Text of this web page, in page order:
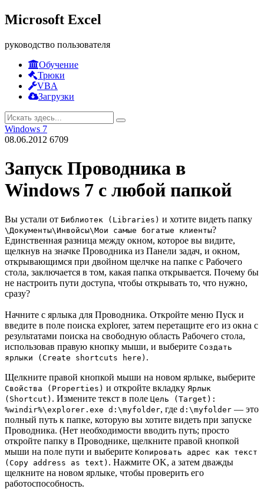
Microsoft Excel
руководство пользователя
Обучение
Трюки
VBA
Загрузки
Windows 7
08.06.2012 6709
Запуск Проводника в
Windows 7 с любой папкой
Вы устали от Библиотек (Libraries) и хотите видеть папку
\Документы\Инвойсы\Мои самые богатые клиенты?
Единственная разница между окном, которое вы видите,
щелкнув на значке Проводника из Панели задач, и окном,
открывающимся при двойном щелчке на папке с Рабочего
стола, заключается в том, какая папка открывается. Почему бы
не настроить пути доступа, чтобы открывать то, что нужно,
сразу?
Начните с ярлыка для Проводника. Откройте меню Пуск и
введите в поле поиска explorer, затем перетащите его из окна с
результатами поиска на свободную область Рабочего стола,
использовав правую кнопку мыши, и выберите Создать
ярлыки (Create shortcuts here) .
Щелкните правой кнопкой мыши на новом ярлыке, выберите
Свойства (Properties) и откройте вкладку Ярлык
(Shortcut) . Измените текст в поле Цель (Target):
%windir%\explorer.exe d:\myfolder, где d:\myfolder — это
полный путь к папке, которую вы хотите видеть при запуске
Проводника. (Нет необходимости вводить путь; просто
откройте папку в Проводнике, щелкните правой кнопкой
мыши на поле пути и выберите Копировать адрес как текст
(Copy address as text) . Нажмите OK, а затем дважды
щелкните на новом ярлыке, чтобы проверить его
работоспособность.